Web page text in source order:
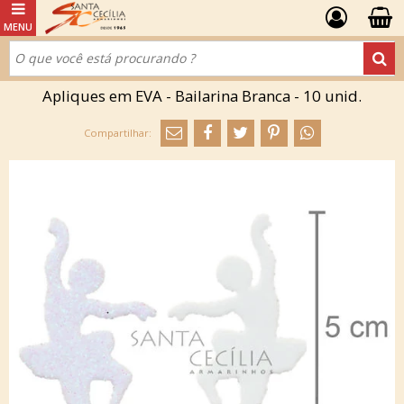
Apliques em EVA - Bailarina Branca - 10 unid.